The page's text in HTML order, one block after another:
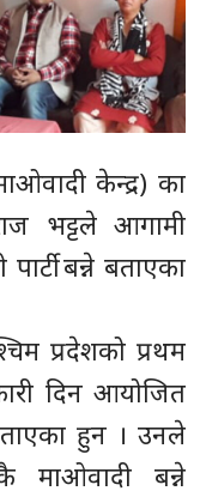
केन्द्र) का
भट्टले आगामी
बन्ने बताएका
प्रदेशको प्रथम
दिन आयोजित
हुन । उनले
माओवादी बन्ने